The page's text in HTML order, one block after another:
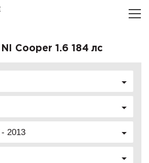
Cooper 1.6 184 лс
2013